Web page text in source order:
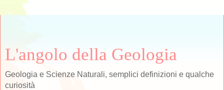
L'angolo della Geologia
Geologia e Scienze Naturali, semplici definizioni e qualche
curiosità